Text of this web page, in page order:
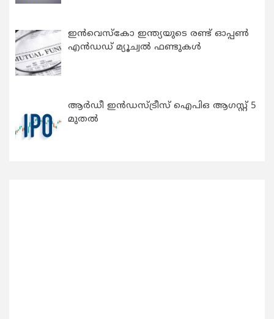
ഇന്‍വെസ്കോ ഇന്ത്യയുടെ രണ്ട് ഓപ്പണ്‍
എന്‍ഡഡ് മ്യൂച്വല്‍ ഫണ്ടുകള്‍
ആർഡീ ഇൻഡസ്ട്രീസ് ഐപിഒ ആഗസ്റ്റ് 5
മുതൽ